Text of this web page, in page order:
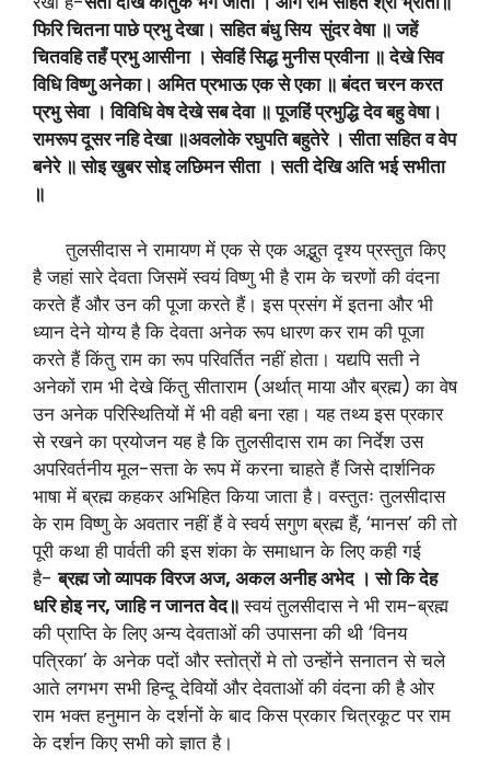
फिरि चितना पाछे प्रभु देखा। सहित बंधु सिय सुंदर वेषा ॥ जहें
चितवहि तहँ प्रभु आसीना । सेवहिं सिद्ध मुनीस प्रवीना ॥ देखे सिव
विधि विष्णु अनेका। अमित प्रभाऊ एक से एका ॥ बंदत चरन करत
प्रभु सेवा । विविधि वेष देखे सब देवा ॥ पूजहिं प्रभुद्धि देव बहु वेषा।
रामरूप दूसर नहि देखा ॥अवलोके रघुपति बहुतेरे । सीता सहित व वेप
बनेरे ॥ सोइ खुबर सोइ लछिमन सीता । सती देखि अति भई सभीता
॥
तुलसीदास ने रामायण में एक से एक अद्भुत दृश्य प्रस्तुत किए
है जहां सारे देवता जिसमें स्वयं विष्णु भी है राम के चरणों की वंदना
करते हैं और उन की पूजा करते हैं। इस प्रसंग में इतना और भी
ध्यान देने योग्य है कि देवता अनेक रूप धारण कर राम की पूजा
करते हैं किंतु राम का रूप परिवर्तित नहीं होता। यद्यपि सती ने
अनेकों राम भी देखे किंतु सीताराम (अर्थात् माया और ब्रह्म) का वेष
उन अनेक परिस्थितियों में भी वही बना रहा। यह तथ्य इस प्रकार
से रखने का प्रयोजन यह है कि तुलसीदास राम का निर्देश उस
अपरिवर्तनीय मूल-सत्ता के रूप में करना चाहते हैं जिसे दार्शनिक
भाषा में ब्रह्म कहकर अभिहित किया जाता है। वस्तुतः तुलसीदास
के राम विष्णु के अवतार नहीं हैं वे स्वर्य सगुण ब्रह्म हैं, ‘मानस’ की तो
पूरी कथा ही पार्वती की इस शंका के समाधान के लिए कही गई
है-ब्रह्म जो व्यापक विरज अज, अकल अनीह अभेद । सो कि देह
धरि होइ नर,जाहि न जानत वेद॥ स्वयं तुलसीदास ने भी राम-ब्रह्म
की प्राप्ति के लिए अन्य देवताओं की उपासना की थी ‘विनय
पत्रिका’ के अनेक पदों और स्तोत्रों मे तो उन्होंने सनातन से चले
आते लगभग सभी हिन्दू देवियों और देवताओं की वंदना की है ओर
राम भक्त हनुमान के दर्शनों के बाद किस प्रकार चित्रकूट पर राम
के दर्शन किए सभी को ज्ञात है।